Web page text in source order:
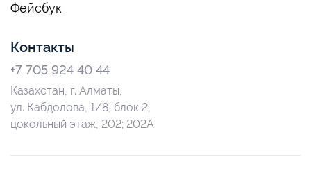
Фейсбук
Контакты
+7 705 924 40 44
Казахстан, г. Алматы,
ул. Кабдолова, 1/8, блок 2,
цокольный этаж, 202; 202А.